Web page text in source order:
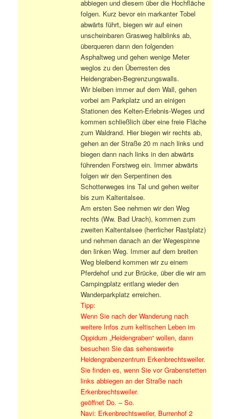
abbiegen und diesem über die Hochfläche
folgen. Kurz bevor ein markanter Tobel
abwärts führt, biegen wir auf einen
unscheinbaren Grasweg halblinks ab,
überqueren dann den folgenden
Asphaltweg und gehen wenige Meter
weglos zu den Überresten des
Heidengraben-Begrenzungswalls.
Wir bleiben immer auf dem Wall, gehen
vorbei am Parkplatz und an einigen
Stationen des Kelten-Erlebnis-Weges und
kommen schließlich über eine freie Fläche
zum Waldrand. Hier biegen wir rechts ab,
gehen an der Straße 20 m nach links und
biegen dann nach links in den abwärts
führenden Forstweg ein. Immer abwärts
folgen wir den Serpentinen des
Schotterweges ins Tal und gehen weiter
bis zum Kaltentalsee.
Am ersten See nehmen wir den Weg
rechts (Ww. Bad Urach), kommen zum
zweiten Kaltentalsee (herrlicher Rastplatz)
und nehmen danach an der Wegespinne
den linken Weg. Immer auf dem breiten
Weg bleibend kommen wir zu einem
Pferdehof und zur Brücke, über die wir am
Campingplatz entlang wieder den
Wanderparkplatz erreichen.
Tipp:
Wenn Sie nach der Wanderung nach
weitere Infos zum keltischen Leben im
Oppidum „Heidengraben“ wollen, dann
besuchen Sie das sehenswerte
Heidengrabenzentrum Erkenbrechtsweiler.
Sie finden es, wenn Sie vor Grabenstetten
links abbiegen an der Straße nach
Erkenbrechtsweiler.
geöffnet Do. – So.
Navi: Erkenbrechtsweiler, Burrenhof 2